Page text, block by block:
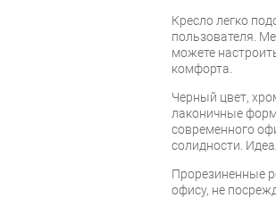
Кресло легко
пользователя.
можете
комфорта.
Черный цвет,
лаконичные
современного
солидности.
Прорезиненные
офису, не